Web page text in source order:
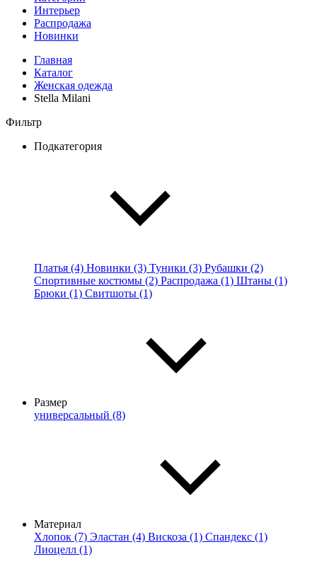
Интерьер
Распродажа
Новинки
Главная
Каталог
Женская одежда
Stella Milani
Фильтр
Подкатегория
Платья (4) Новинки (3) Туники (3) Рубашки (2)
Спортивные костюмы (2) Распродажа (1) Штаны (1)
Брюки (1) Свитшоты (1)
Размер
универсальный (8)
Материал
Хлопок (7) Эластан (4) Вискоза (1) Спандекс (1)
Лиоцелл (1)